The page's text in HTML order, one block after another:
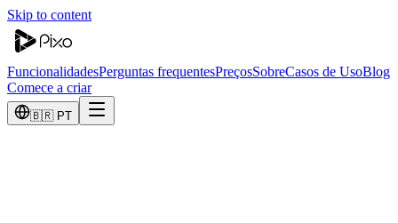
Skip to content
FuncionalidadesPerguntas frequentesPreçosSobreCasos de UsoBlog
Comece a criar
🇧🇷 PT